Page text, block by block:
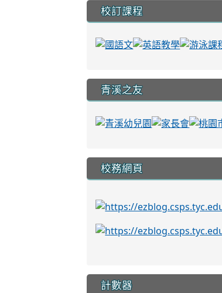
校訂課程
青溪之友
校務網頁
計數器